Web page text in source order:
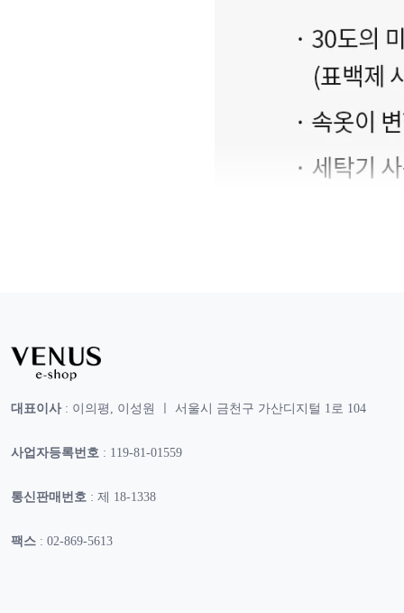
대표이사: 이의평, 이성원 ㅣ 서울시 금천구 가산디지털 1로 104
사업자등록번호 : 119-81-01559
통신판매번호 : 제 18-1338
팩스 : 02-869-5613